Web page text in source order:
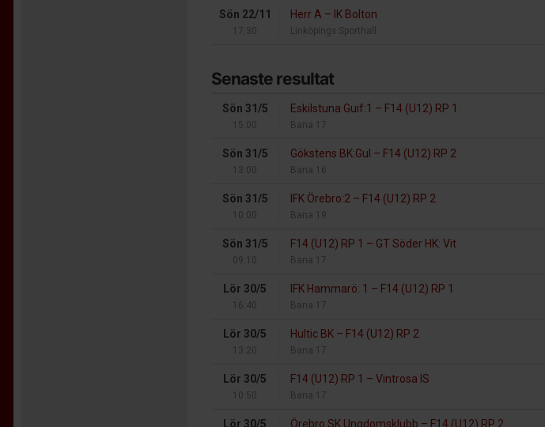
Sön 22/11
17:30
Herr A – IK Bolton
Linköpings Sporthall
Senaste resultat
Sön 31/5
15:00
Eskilstuna Guif:1 – F14 (U12) RP 1
Bana 17
Sön 31/5
13:00
Gökstens BK:Gul – F14 (U12) RP 2
Bana 16
Sön 31/5
10:00
IFK Örebro:2 – F14 (U12) RP 2
Bana 19
Sön 31/5
09:10
F14 (U12) RP 1 – GT Söder HK: Vit
Bana 17
Lör 30/5
16:40
IFK Hammarö: 1 – F14 (U12) RP 1
Bana 17
Lör 30/5
13:20
Hultic BK – F14 (U12) RP 2
Bana 17
Lör 30/5
10:50
F14 (U12) RP 1 – Vintrosa IS
Bana 17
Lör 30/5 Örebro SK Ungdomsklubb – F14 (U12) RP 2